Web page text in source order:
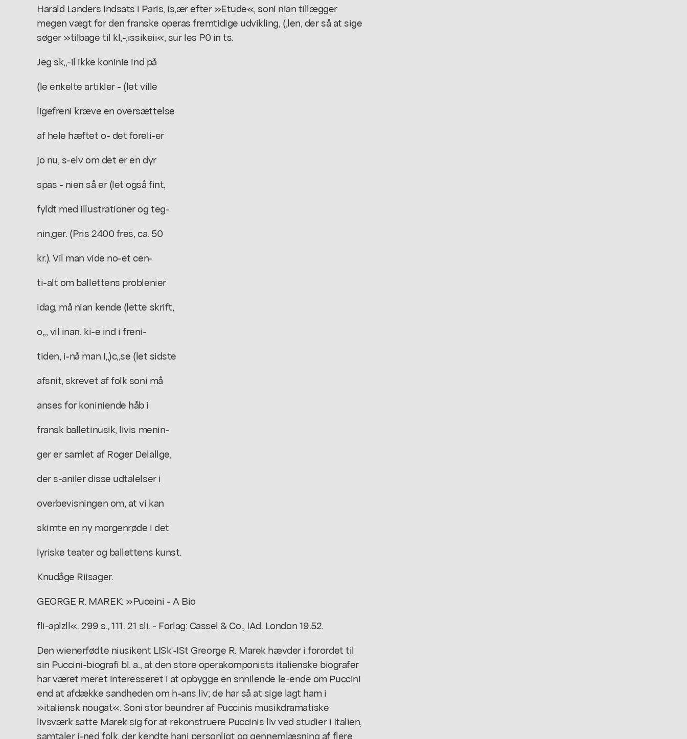
Harald Landers indsats i Paris, is,ær efter »Etude«, soni nian tillægger
megen vægt for den franske operas fremtidige udvikling, (,len, der så at sige
søger »tilbage til kl,-,issikeii«, sur les P0 in ts.
Jeg sk,,-il ikke koninie ind på
(le enkelte artikler - (let ville
ligefreni kræve en oversættelse
af hele hæftet o- det foreli-er
jo nu, s-elv om det er en dyr
spas - nien så er (let også fint,
fyldt med illustrationer og teg-
nin,ger. (Pris 2400 fres, ca. 50
kr.). Vil man vide no-et cen-
ti-alt om ballettens problenier
idag, må nian kende (lette skrift,
o,,, vil inan. ki-e ind i freni-
tiden, i-nå man I,,)c,,se (let sidste
afsnit, skrevet af folk soni må
anses for koniniende håb i
fransk balletinusik, livis menin-
ger er samlet af Roger Delallge,
der s-aniler disse udtalelser i
overbevisningen om, at vi kan
skimte en ny morgenrøde i det
lyriske teater og ballettens kunst.
Knudåge Riisager.
GEORGE R. MAREK: »Puceini - A Bio
fli-aplzll«. 299 s., 111. 21 sli. - Forlag: Cassel & Co., IAd. London 19.52.
Den wienerfødte niusikent LISk'-ISt Greorge R. Marek hævder i forordet til
sin Puccini-biografi bl. a., at den store operakomponists italienske biografer
har været meret interesseret i at opbygge en snnilende le-ende om Puccini
end at afdække sandheden om h-ans liv; de har så at sige lagt ham i
»italiensk nougat«. Soni stor beundrer af Puccinis musikdramatiske
livsværk satte Marek sig for at rekonstruere Puccinis liv ved studier i Italien,
samtaler i-ned folk, der kendte hani personligt og gennemlæsning af flere